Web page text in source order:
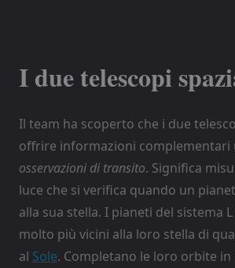
I due telescopi
Il team ha scoperto che i due
offrire informazioni complementari
osservazioni di transito. Significa
luce che si verifica quando un
alla sua stella. I pianeti del sistema
molto più vicini alla loro stella di
al Sole. Completano le loro orbite in